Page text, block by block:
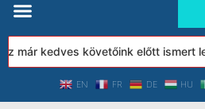
kedves követőink előtt ismert
EN FR DE HU